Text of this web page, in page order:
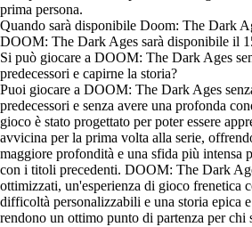
prima persona.
Quando sarà disponibile Doom: The Dark
DOOM: The Dark Ages sarà disponibile il
Si può giocare a DOOM: The Dark Ages
predecessori e capirne la storia?
Puoi giocare a DOOM: The Dark Ages
predecessori e senza avere una profonda
gioco è stato progettato per poter essere
avvicina per la prima volta alla serie,
maggiore profondità e una sfida più intensa
con i titoli precedenti. DOOM: The Dark
ottimizzati, un'esperienza di gioco frenetica
difficoltà personalizzabili e una storia epica
rendono un ottimo punto di partenza per chi